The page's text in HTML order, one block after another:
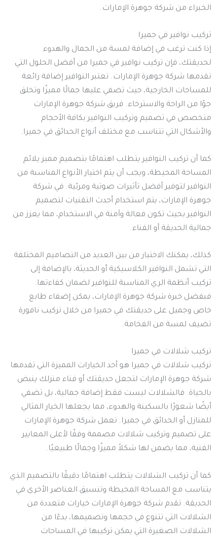
الخبراء من شركة جوهرة الإمارات.
تركيب نوافير في جميرا
إذا كنت ترغب في إضافة لمسة من الجمال والهدوء
لحديقتك، فإن تركيب نوافير في جميرا من أفضل الحلول التي
تقدمها شركة جوهرة الإمارات. تعتبر النوافير إضافة رائعة
للمساحات الخارجية، حيث تضفي عليها جمالًا مميزًا وتخلق
جوًا من الراحة والاسترخاء. فريق شركة جوهرة الإمارات
متخصص في تصميم وتركيب النوافير بكافة الأحجام
والأشكال التي تتناسب مع مختلف أنواع الحدائق في جميرا.
كما أن تركيب النوافير يتطلب اهتمامًا بتصميم مميز يلائم
المساحة المحيطة، ويجب أن يتم اختيار الأنواع المناسبة من
النوافير لتوفير أفضل تأثيرات صوتية ومرئية. في شركة
جوهرة الإمارات، يتم استخدام أحدث التقنيات لتصميم
النوافير بحيث تكون فعالة وآمنة في الاستخدام، مما يعزز من
جمالية الحديقة أو الفناء.
كذلك، يمكنك الاختيار من بين العديد من التصاميم المختلفة
التي تشمل النوافير الكلاسيكية أو الحديثة، بالإضافة إلى
تركيب أنظمة الري المناسبة للنوافير لضمان كفاءتها.
فبفضل خبرة شركة جوهرة الإمارات، يمكن إضفاء طابع
خاص وجميل على حديقتك في جميرا من خلال تركيب نافورة
تضيف لمسة من الفخامة.
تركيب شلالات في جميرا
تركيب شلالات في جميرا هو أحد الخيارات المميزة التي تقدمها
شركة جوهرة الإمارات لتجعل حديقتك أو فناء منزلك ينبض
بالحياة. فالشلالات ليست فقط إضافة جمالية، بل تضفي
أيضًا شعورًا بالسكينة والهدوء، مما يجعلها الخيار المثالي
للمنازل أو الحدائق في جميرا. تعمل شركة جوهرة الإمارات
على تصميم وتركيب شلالات مصممة وفقًا لأعلى المعايير
الفنية، مما يضمن لها شكلاً مميزًا وجمالًا طبيعيًا.
كما أن تركيب الشلالات يتطلب اهتمامًا دقيقًا بالتصميم الذي
يتناسب مع المساحة المحيطة وتنسيق العناصر الأخرى في
الحديقة. تقدم شركة جوهرة الإمارات خيارات متعددة من
الشلالات التي تتنوع في حجمها وتصميمها، بدءًا من
الشلالات الصغيرة التي يمكن تركيبها في المساحات